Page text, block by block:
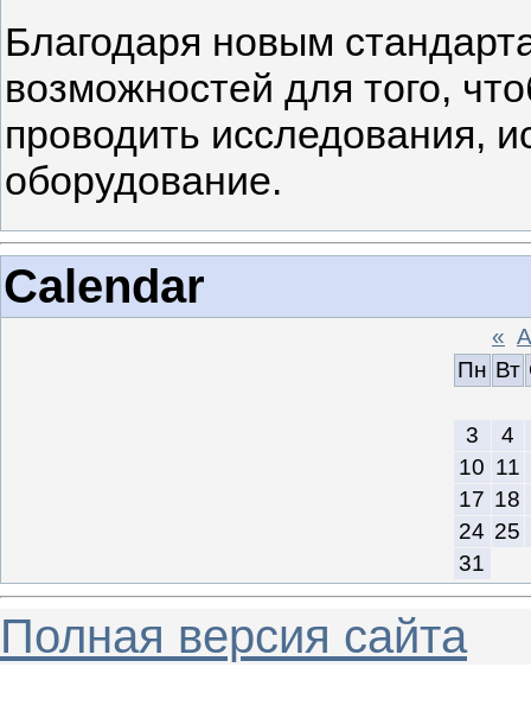
Благодаря новым
возможностей для того,
проводить исследования,
оборудование.
Calendar
«
Пн Вт
3
4
10 11
17 18
24 25
31
Полная версия сайта